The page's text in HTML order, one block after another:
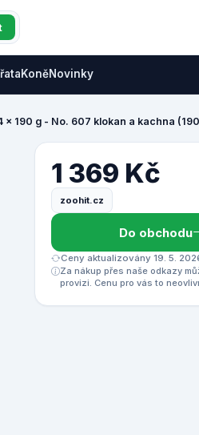
KoněNovinky
190 g - No. 607 klokan a kachna
1 369 Kč
zoohit.cz
Do obchodu
Ceny aktualizovány 19. 5.
Za nákup přes naše odkazy
provizi. Cenu pro vás to